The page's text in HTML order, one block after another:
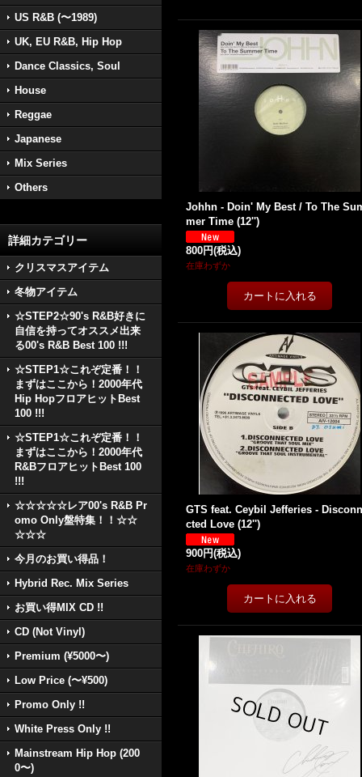
US R&B (〜1989)
UK, EU R&B, Hip Hop
Dance Classics, Soul
House
Reggae
Japanese
Mix Series
Others
詳細カテゴリー
クリスマスアイテム
冬物アイテム
☆STEP2☆90's R&B好きに
自信を持ってオススメ出来
る00's R&B Best 100 !!!
☆STEP1☆これぞ定番！！
まずはここから！2000年代
Hip HopフロアヒットBest
100 !!!
☆STEP1☆これぞ定番！！
まずはここから！2000年代
R&BフロアヒットBest 100
!!!
☆☆☆☆☆レア00's R&B Pr
omo Only盤特集！！☆☆
☆☆☆
今月のお買い得品！
Hybrid Rec. Mix Series
お買い得MIX CD !!
CD (Not Vinyl)
Premium (¥5000〜)
Low Price (〜¥500)
Promo Only !!
White Press Only !!
Mainstream Hip Hop (200
0〜)
Johhn - Doin' My Best / To The
mer Time (12'')
800円(税込)
在庫わずか
GTS feat. Ceybil Jefferies -
cted Love (12'')
900円(税込)
在庫わずか